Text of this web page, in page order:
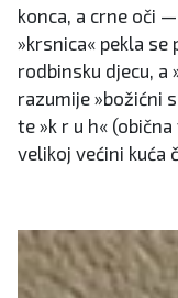
konca, a crne oči
»krsnica« pekla se
rodbinsku djecu, a
razumije »božićni
te »k r u h«
velikoj većini kuća